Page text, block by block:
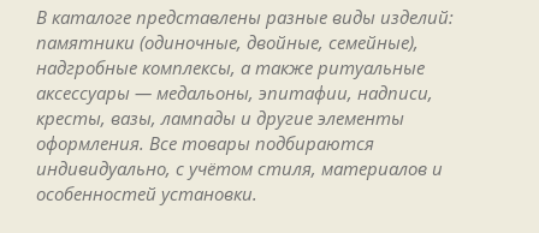
В каталоге представлены разные виды изделий:
памятники (одиночные, двойные, семейные),
надгробные комплексы, а также ритуальные
аксессуары — медальоны, эпитафии, надписи,
кресты, вазы, лампады и другие элементы
оформления. Все товары подбираются
индивидуально, с учётом стиля, материалов и
особенностей установки.